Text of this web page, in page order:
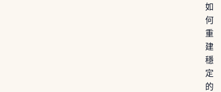
如
何
重
建
穩
定
的